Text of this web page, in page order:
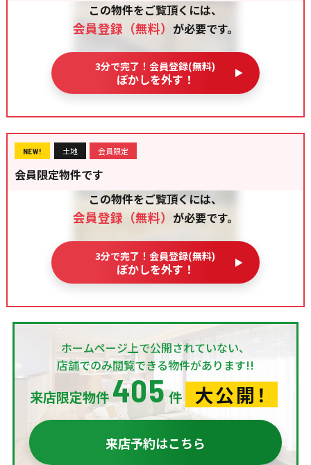
この物件をご覧頂くには、
会員登録（無料） が必要です。
3分で完了！会員登録(無料)
ぼかしを外す！
NEW! 土地 会員限定
会員限定物件です
この物件をご覧頂くには、
会員登録（無料） が必要です。
3分で完了！会員登録(無料)
ぼかしを外す！
ホームページ上で公開されていない、
店舗でのみ閲覧できる物件があります!!
来店限定物件 405件 大公開！
来店予約はこちら